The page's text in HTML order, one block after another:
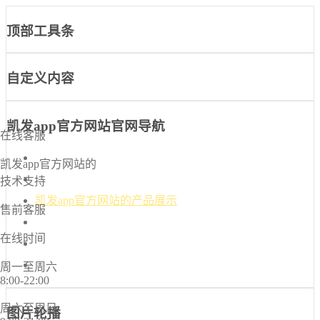
顶部工具条
自定义内容
凯发app官方网站官网导航
凯发app官方网站-凯发k8国际官网首页入口
凯发k8国际官网首页入口的介绍
凯发app官方网站的产品展示
诚信档案
联系凯发app官方网站
图片轮播
在线客服
凯发app官方网站的
技术支持
售前客服
在线时间
周一至周六
8:00-22:00
周六至周日